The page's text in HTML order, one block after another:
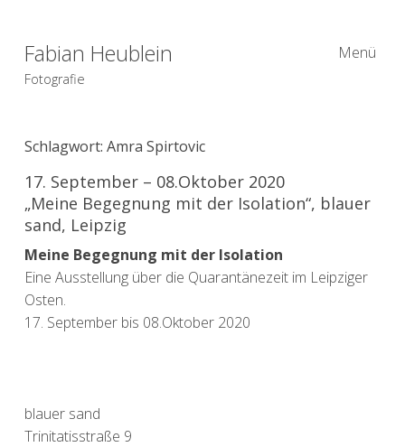
Fabian Heublein
Fotografie
Menü
Schlagwort: Amra Spirtovic
17. September – 08.Oktober 2020
„Meine Begegnung mit der Isolation“, blauer
sand, Leipzig
Meine Begegnung mit der Isolation
Eine Ausstellung über die Quarantänezeit im Leipziger
Osten.
17. September bis 08.Oktober 2020
blauer sand
Trinitatisstraße 9